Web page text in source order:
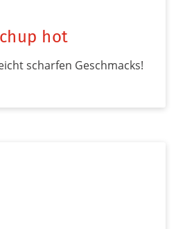
hot
scharfen Geschmacks!